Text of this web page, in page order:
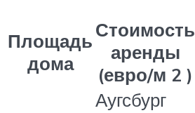
Площадь
дома
Стоимость
аренды
(евро/м 2 )
Аугсбург